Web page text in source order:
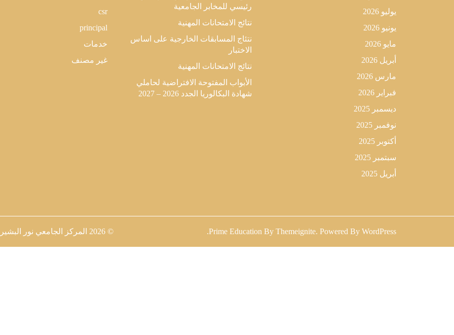
يوليو 2026
يونيو 2026
مايو 2026
أبريل 2026
مارس 2026
فبراير 2026
ديسمبر 2025
نوفمبر 2025
أكتوبر 2025
سبتمبر 2025
أبريل 2025
رئيسي للمخابر الجامعية
نتائج الامتحانات المهنية
نتئاج المسابقات الخارجية على اساس
الاختبار
نتائج الامتحانات المهنية
الأبواب المفتوحة الافتراضية لحاملي
شهادة البكالوريا الجدد 2026 – 2027
csr
principal
خدمات
غير مصنف
© 2026 المركز الجامعي نور Prime Education By Themeignite. Powered By WordPress
.